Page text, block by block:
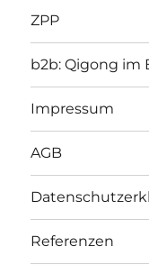
ZPP
b2b: Qigong im
Impressum
AGB
Referenzen